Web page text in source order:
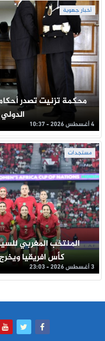
أخبار جهوية
محكمة تزنيت تصدر
4 أغسطس 2026 - 10:37
مستجدات
المنتخب المغربي
كأس افريقيا
3 أغسطس 2026 - 23:03